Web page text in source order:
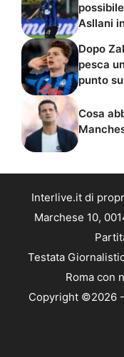
Asllani
Dopo
pesca
punto
Cosa
Interlive.it di
Marchese 10,
Testata
Roma con
Copyright ©2026